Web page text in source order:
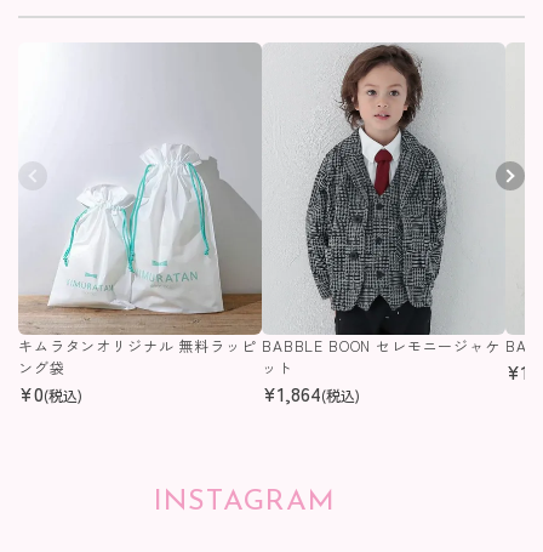
キムラタンオリジナル 無料ラッピ
ング袋
¥0(税込)
BABBLE BOON セレモニージャケ
ット
¥1,864(税込)
¥
INSTAGRAM